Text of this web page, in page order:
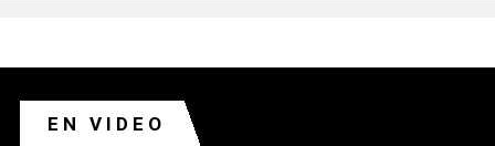
EN VIDEO